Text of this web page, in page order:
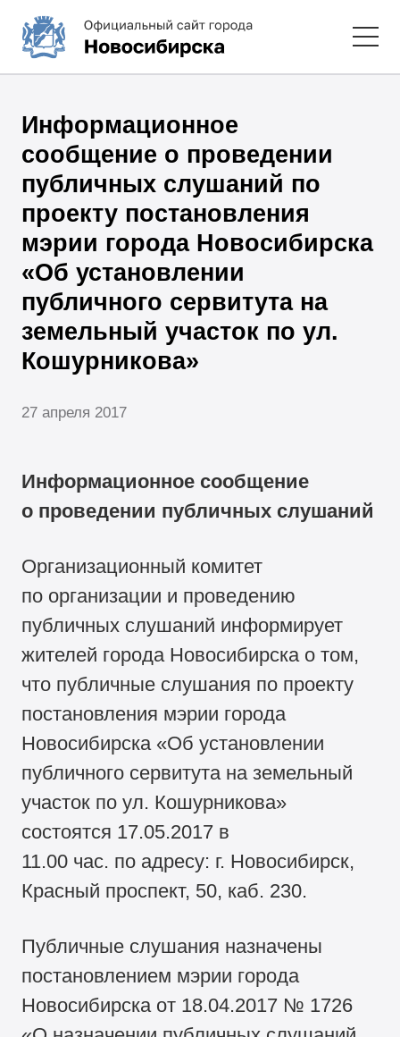
Информационное
сообщение о проведении
публичных слушаний по
проекту постановления
мэрии города Новосибирска
«Об установлении
публичного сервитута на
земельный участок по ул.
Кошурникова»
27 апреля 2017
Информационное сообщение
о проведении публичных слушаний
Организационный комитет
по организации и проведению
публичных слушаний информирует
жителей города Новосибирска о том,
что публичные слушания по проекту
постановления мэрии города
Новосибирска «Об установлении
публичного сервитута на земельный
участок по ул. Кошурникова»
состоятся 17.05.2017 в
11.00 час. по адресу: г. Новосибирск,
Красный проспект, 50, каб. 230.
Публичные слушания назначены
постановлением мэрии города
Новосибирска от 18.04.2017 № 1726